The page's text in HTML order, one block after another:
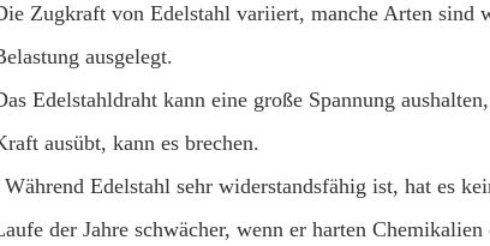
Zugkraft von Edelstahl variiert, manche Arten sind
ausgelegt.
Edelstahldraht kann eine große Spannung
ausübt, kann es brechen.
Während Edelstahl sehr widerstandsfähig ist, hat es
der Jahre schwächer, wenn er harten